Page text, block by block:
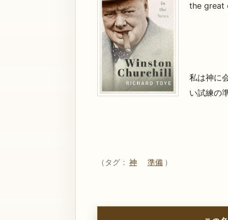
the great
私は神に
い試練の
（タグ： 神 準備 ）